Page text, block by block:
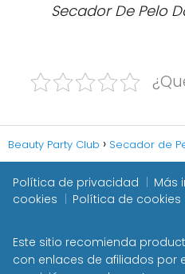
Secador De Pelo
Beauty Party Club Secador de
Política de privacidad
Más
cookies
Política de cookies
Este sitio recomienda
con enlaces de afiliados por